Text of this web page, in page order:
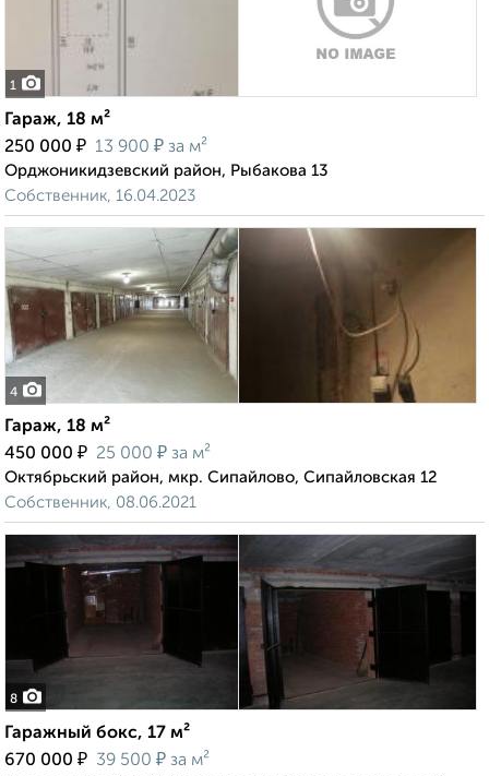
1
Гараж, 18 м²
250 000 ₽ 13 900 ₽ за м²
Орджоникидзевский район, Рыбакова 13
Собственник, 16.04.2023
4
Гараж, 18 м²
450 000 ₽ 25 000 ₽ за м²
Октябрьский район, мкр. Сипайлово, Сипайловская 12
Собственник, 08.06.2021
8
Гаражный бокс, 17 м²
670 000 ₽ 39 500 ₽ за м²